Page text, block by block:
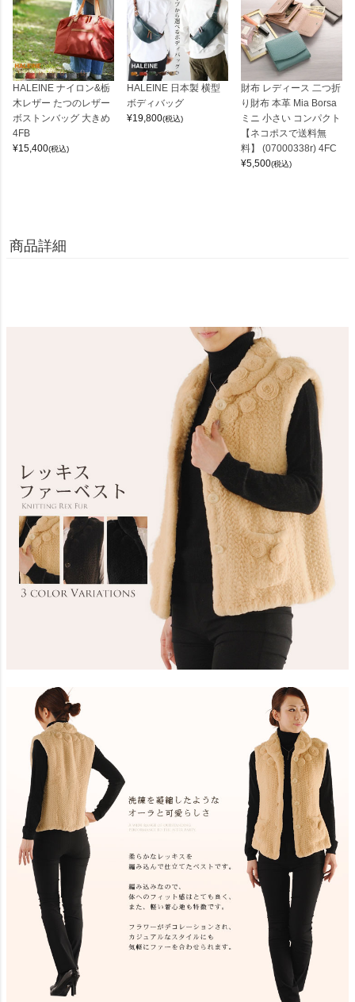
HALEINE ナイロン&栃
木レザー たつのレザー
ボストンバッグ 大きめ
4FB
¥15,400(税込)
HALEINE 日本製 横型
ボディバッグ
¥19,800(税込)
財布 レディース 二つ折
り財布 本革 Mia Borsa
ミニ 小さい コンパクト
【ネコポスで送料無
料】 (07000338r) 4FC
¥5,500(税込)
商品詳細